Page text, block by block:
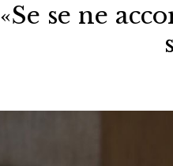
«Se se ne